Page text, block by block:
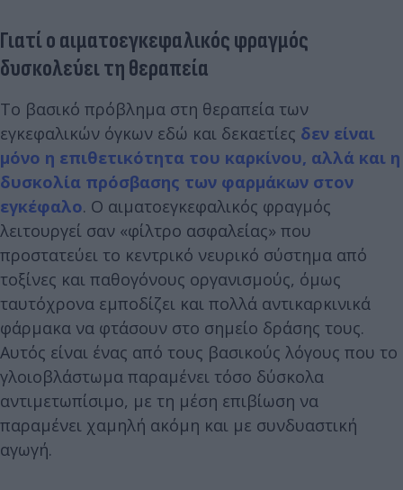
Γιατί ο αιματοεγκεφαλικός φραγμός
δυσκολεύει τη θεραπεία
Το βασικό πρόβλημα στη θεραπεία των
εγκεφαλικών όγκων εδώ και δεκαετίες δεν είναι
μόνο η επιθετικότητα του καρκίνου, αλλά και η
δυσκολία πρόσβασης των φαρμάκων στον
εγκέφαλο. Ο αιματοεγκεφαλικός φραγμός
λειτουργεί σαν «φίλτρο ασφαλείας» που
προστατεύει το κεντρικό νευρικό σύστημα από
τοξίνες και παθογόνους οργανισμούς, όμως
ταυτόχρονα εμποδίζει και πολλά αντικαρκινικά
φάρμακα να φτάσουν στο σημείο δράσης τους.
Αυτός είναι ένας από τους βασικούς λόγους που το
γλοιοβλάστωμα παραμένει τόσο δύσκολα
αντιμετωπίσιμο, με τη μέση επιβίωση να
παραμένει χαμηλή ακόμη και με συνδυαστική
αγωγή.